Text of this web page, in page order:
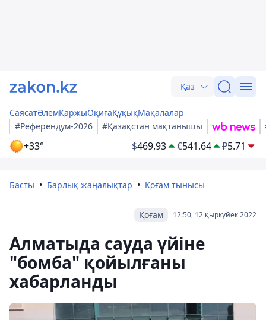
Қаз
СаясатӘлемҚаржыОқиғаҚұқықМақалалар
#Референдум-2026
#Қазақстан мақтанышы
+33° $469.93 €541.64 ₽5.71
Басты Барлық жаңалықтар Қоғам тынысы
12:50, 12 қыркүйек 2022
Қоғам
Алматыда сауда үйіне
"бомба" қойылғаны
хабарланды